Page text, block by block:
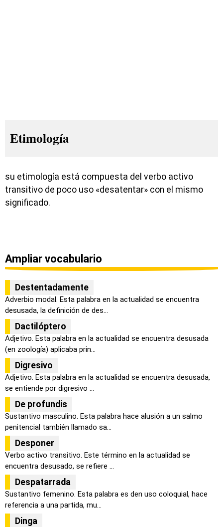
Etimología
su etimología está compuesta del verbo activo
transitivo de poco uso «desatentar» con el mismo
significado.
Ampliar vocabulario
Destentadamente
Adverbio modal. Esta palabra en la actualidad se encuentra
desusada, la definición de des...
Dactilóptero
Adjetivo. Esta palabra en la actualidad se encuentra desusada
(en zoología) aplicaba prin...
Digresivo
Adjetivo. Esta palabra en la actualidad se encuentra desusada,
se entiende por digresivo ...
De profundis
Sustantivo masculino. Esta palabra hace alusión a un salmo
penitencial también llamado sa...
Desponer
Verbo activo transitivo. Este término en la actualidad se
encuentra desusado, se refiere ...
Despatarrada
Sustantivo femenino. Esta palabra es den uso coloquial, hace
referencia a una partida, mu...
Dinga